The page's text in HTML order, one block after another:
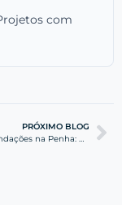
com
PRÓXIMO BLOG